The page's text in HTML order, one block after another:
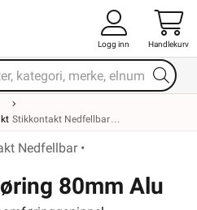
Logg inn Handlekurv
Stikkontakt Nedfellbar
Nedfellbar •
80mm Alu